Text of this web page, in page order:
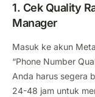
1. Cek Quality
Manager
Masuk ke akun
“Phone Number
Anda harus segera
24-48 jam untuk